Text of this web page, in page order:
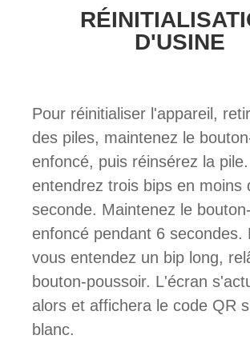
D'USINE
Pour réinitialiser l'appareil,
des piles, maintenez le
enfoncé, puis réinsérez la
entendrez trois bips en moins
seconde. Maintenez le
enfoncé pendant 6 secondes.
vous entendez un bip long,
bouton-poussoir. L'écran
alors et affichera le code QR
blanc.